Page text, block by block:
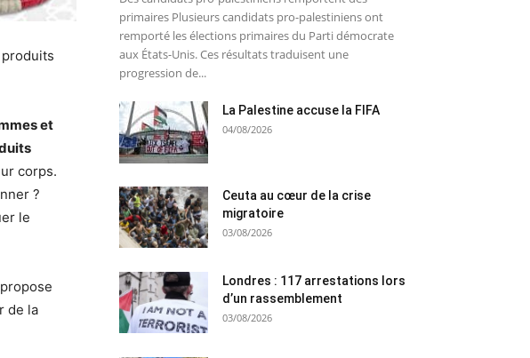
et
corps.
?
le
de la
primaires Plusieurs candidats pro-palestiniens ont
remporté les élections primaires du Parti démocrate
aux États-Unis. Ces résultats traduisent une
progression de...
La Palestine accuse la FIFA
04/08/2026
Ceuta au cœur de la crise
migratoire
03/08/2026
Londres : 117 arrestations lors
d’un rassemblement
03/08/2026